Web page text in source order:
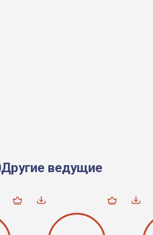
Другие ведущие